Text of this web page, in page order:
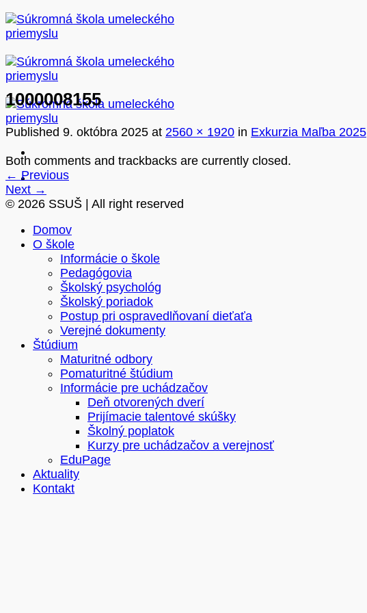
Skip
to
content
1000008155
Published 9. októbra 2025 at 2560 × 1920 in Exkurzia Maľba 2025
Both comments and trackbacks are currently closed.
← Previous
Next →
© 2026 SSUŠ | All right reserved
Domov
O škole
Informácie o škole
Pedagógovia
Školský psychológ
Školský poriadok
Postup pri ospravedlňovaní dieťaťa
Verejné dokumenty
Štúdium
Maturitné odbory
Pomaturitné štúdium
Informácie pre uchádzačov
Deň otvorených dverí
Prijímacie talentové skúšky
Školný poplatok
Kurzy pre uchádzačov a verejnosť
EduPage
Aktuality
Kontakt